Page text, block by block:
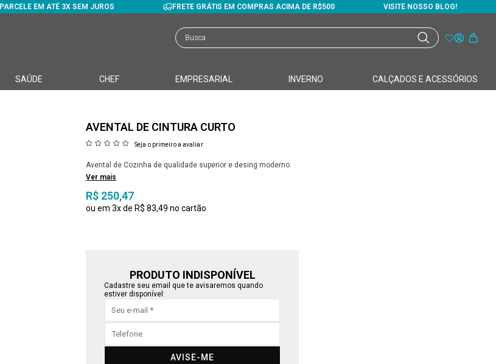
PARCELE EM ATÉ 3X SEM JUROS FRETE GRÁTIS EM COMPRAS ACIMA DE R$500 VISITE NOSSO BLOG!
SAÚDE CHEF EMPRESARIAL INVERNO CALÇADOS E ACESSÓRIOS
AVENTAL DE CINTURA CURTO
Seja o primeiro a avaliar
Avental de Cozinha de qualidade superior e desing moderno.
Ver mais
R$ 250,47
3x R$ 83,49
PRODUTO INDISPONÍVEL
Cadastre seu email que te avisaremos quando
estiver disponível:
AVISE-ME